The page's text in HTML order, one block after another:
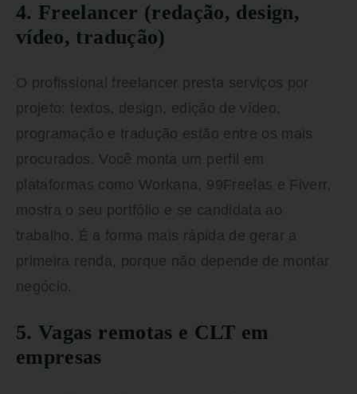
4. Freelancer (redação, design,
vídeo, tradução)
O profissional freelancer presta serviços por
projeto: textos, design, edição de vídeo,
programação e tradução estão entre os mais
procurados. Você monta um perfil em
plataformas como Workana, 99Freelas e Fiverr,
mostra o seu portfólio e se candidata ao
trabalho. É a forma mais rápida de gerar a
primeira renda, porque não depende de montar
negócio.
5. Vagas remotas e CLT em
empresas